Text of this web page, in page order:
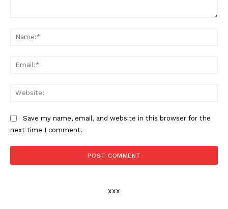
Save my name, email, and website in this browser for the
next time I comment.
xxx